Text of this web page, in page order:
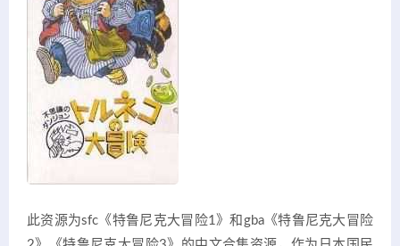
此资源为sfc《特鲁尼克大冒险1》和gba《特鲁尼克大冒险